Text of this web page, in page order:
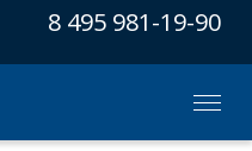
8 495 981-19-90